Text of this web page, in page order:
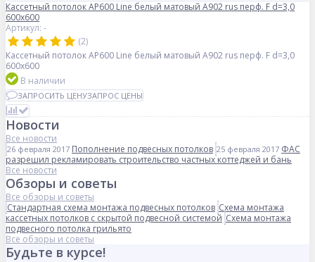
Кассетный потолок AP600 Line белый матовый А902 rus перф. F d=3,0
600x600
Артикул: -
(2)
Кассетный потолок AP600 Line белый матовый А902 rus перф. F d=3,0
600x600
В наличии
ЗАПРОСИТЬ ЦЕНУЗАПРОС ЦЕНЫ
Новости
Все новости
26 февраля 2017 Пополнение подвесных потолков 25 февраля 2017 ФАС
разрешил рекламировать строительство частных коттеджей и бань
Все новости
Обзоры и советы
Все обзоры и советы
Стандартная схема монтажа подвесных потолков Схема монтажа
кассетных потолков с скрытой подвесной системой Схема монтажа
подвесного потолка грильято
Все обзоры и советы
Будьте в курсе!